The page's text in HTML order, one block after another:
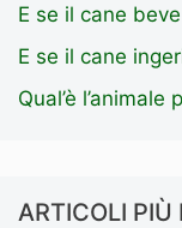
E se il cane
E se il cane
Qual’è
ARTICOLI PIÙ